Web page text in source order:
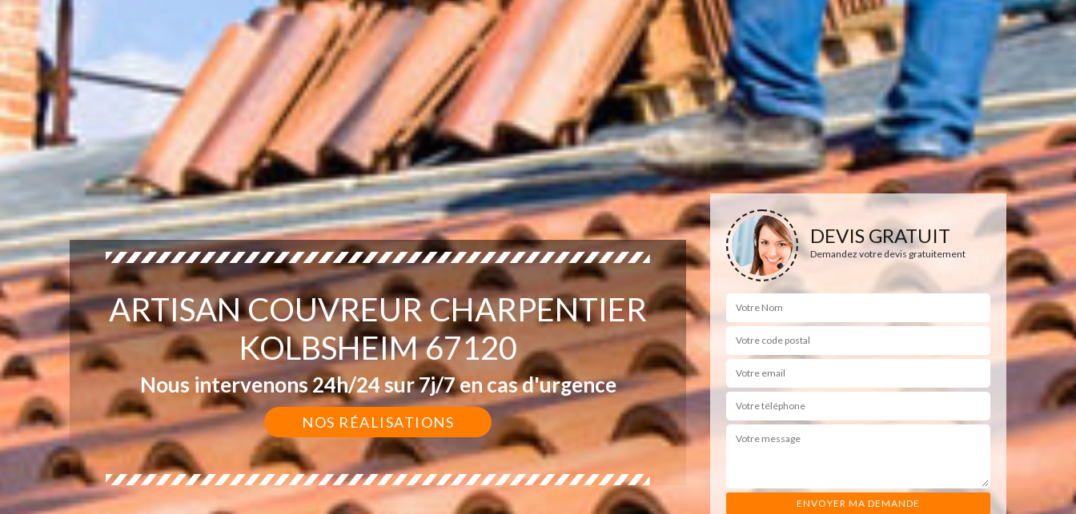
ARTISAN COUVREUR CHARPENTIER
KOLBSHEIM 67120
Nous intervenons 24h/24 sur 7j/7 en cas d'urgence
NOS RÉALISATIONS
DEVIS GRATUIT
Demandez votre devis gratuitement